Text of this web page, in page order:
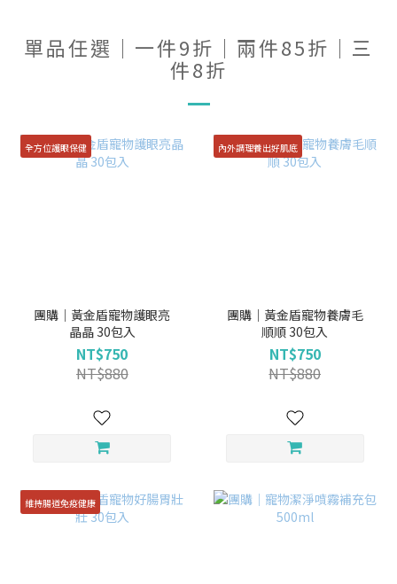
單品任選｜一件9折｜兩件85折｜三
件8折
全方位護眼保健
團購｜黃金盾寵物護眼亮
晶晶 30包入
NT$750
NT$880
內外調理養出好肌底
團購｜黃金盾寵物養膚毛
順順 30包入
NT$750
NT$880
維持腸道免疫健康